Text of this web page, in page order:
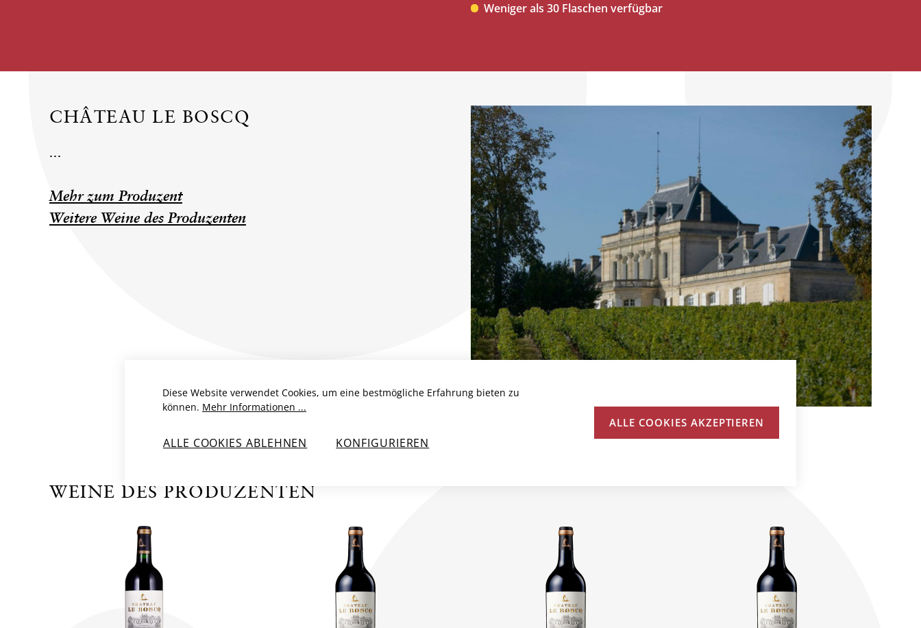
Weniger als 30 Flaschen verfügbar
CHÂTEAU LE BOSCQ
...
Mehr zum Produzent
Weitere Weine des Produzenten
WEINE DES PRODUZENTEN
Diese Website verwendet Cookies, um eine bestmögliche Erfahrung bieten zu
können. Mehr Informationen ...
ALLE COOKIES ABLEHNEN KONFIGURIEREN
ALLE COOKIES AKZEPTIEREN